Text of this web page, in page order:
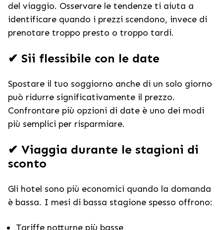
del viaggio. Osservare le tendenze ti aiuta a
identificare quando i prezzi scendono, invece di
prenotare troppo presto o troppo tardi.
✔ Sii flessibile con le date
Spostare il tuo soggiorno anche di un solo giorno
può ridurre significativamente il prezzo.
Confrontare più opzioni di date è uno dei modi
più semplici per risparmiare.
✔ Viaggia durante le stagioni di
sconto
Gli hotel sono più economici quando la domanda
è bassa. I mesi di bassa stagione spesso offrono:
Tariffe notturne più basse